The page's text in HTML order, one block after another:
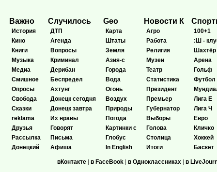
Важно
История
Кино
Книги
Музыка
Медиа
Смишное
Опросы
Свобода
Сказки
reklama
Друзья
Рассылка
Донецкий
Случилось
ДТП
Агенда
Вопросы
Криминал
Дерибан
Беспредел
Ахтунг
Донецк сегодня
Донецк завтра
Их нравы
Говорят
Письма
Афиша
Geo
Карта
Штаты
Земля
Азия-с
Города
Вода
Огонь
Воздух
Природы
Погода
Картинки с
Глобус
In English
Новости К
Агро
Работа
Религия
Музеи
Театр
Статистика
Президент
Премьер
Губернатор
Выборы
Голова
Столица
Итоги
100+1
:Ш -
Шахтёр
Арена
Гольф
Футбол
Лига Е
Лига Ч
Евро
Кличко
Хоккей
Баскет
вКонтакте | в FaceBook | в Одноклассниках | в